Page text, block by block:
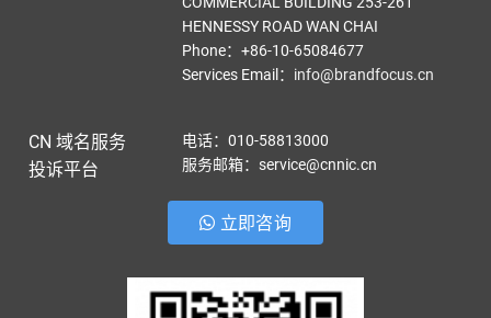
HENNESSY ROAD WAN CHAI
Phone：+86-10-65084677
Services Email ： info@brandfocus.cn
CN 域名服务
投诉平台
电话：010-58813000
服务邮箱：service@cnnic.cn
立即咨询